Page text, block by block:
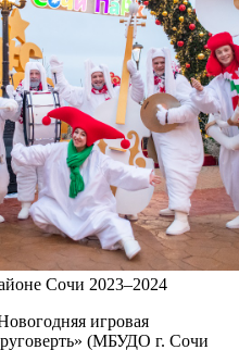
Сочи 2023–2024
игровая
(МБУДО г. Сочи